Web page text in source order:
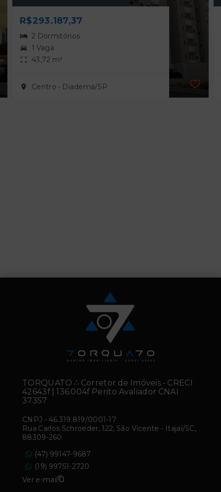
R$293.187,37
2 Dormitórios
1 Vaga
43,72 m²
Centro - Diadema/SP
TORQUATO ∴ Corretor de Imóveis - CRECI
42643f | 136.004f Perito Avaliador CNAI
37357
CNPJ - 46.319.819/0001-17
Rua Carlos Schroeder, 122, São Vicente - Itajaí/SC,
88309-260
(47) 99147-9687
(19) 99751-2720
Ver e-mail